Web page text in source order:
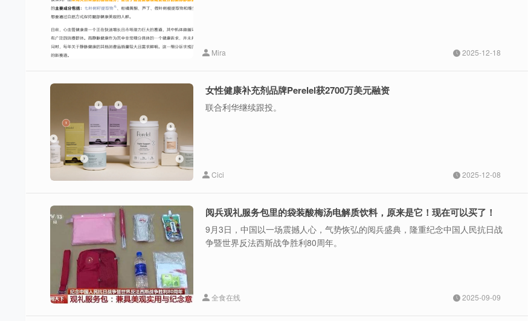
Mira 2025-12-18
女性健康补充剂品牌Perelel获2700万美元融资
联合利华继续跟投。
Cici 2025-12-08
阅兵观礼服务包里的袋装酸梅汤电解质饮料，原来是它！现在可以买了！
9月3日，中国以一场震撼人心，气势恢弘的阅兵盛典，隆重纪念中国人民抗日战
争暨世界反法西斯战争胜利80周年。
全食在线 2025-09-09